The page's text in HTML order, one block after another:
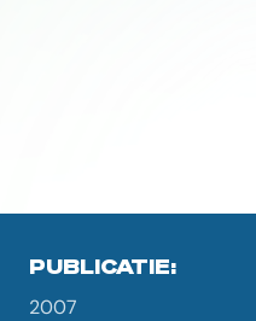
PUBLICATIE:
2007